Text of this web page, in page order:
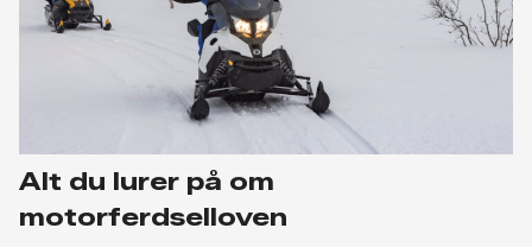
Alt du lurer på om
motorferdselloven